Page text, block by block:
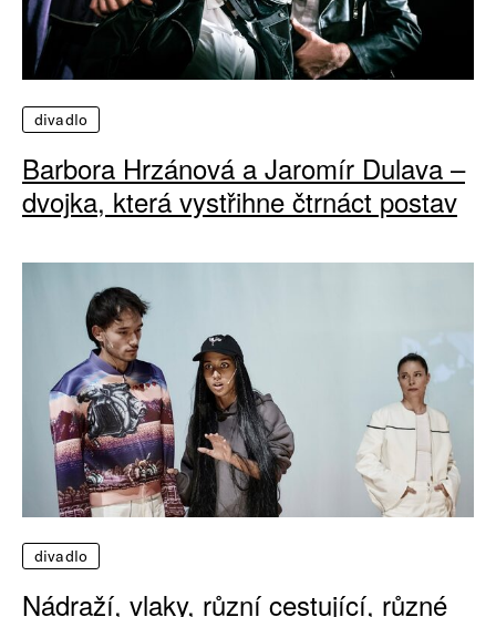
divadlo
Barbora Hrzánová a Jaromír Dulava –
dvojka, která vystřihne čtrnáct postav
divadlo
Nádraží, vlaky, různí cestující, různé